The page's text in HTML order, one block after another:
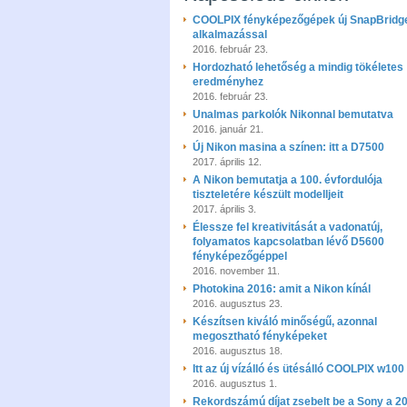
COOLPIX fényképezőgépek új
alkalmazással
2016. február 23.
Hordozható lehetőség a mindig tökéletes
eredményhez
2016. február 23.
Unalmas parkolók Nikonnal bemutatva
2016. január 21.
Új Nikon masina a színen: itt a D7500
2017. április 12.
A Nikon bemutatja a 100. évfordulója
tiszteletére készült modelljeit
2017. április 3.
Élessze fel kreativitását a vadonatúj,
folyamatos kapcsolatban lévő D5600
fényképezőgéppel
2016. november 11.
Photokina 2016: amit a Nikon kínál
2016. augusztus 23.
Készítsen kiváló minőségű, azonnal
megosztható fényképeket
2016. augusztus 18.
Itt az új vízálló és ütésálló COOLPIX w100
2016. augusztus 1.
Rekordszámú díjat zsebelt be a Sony a